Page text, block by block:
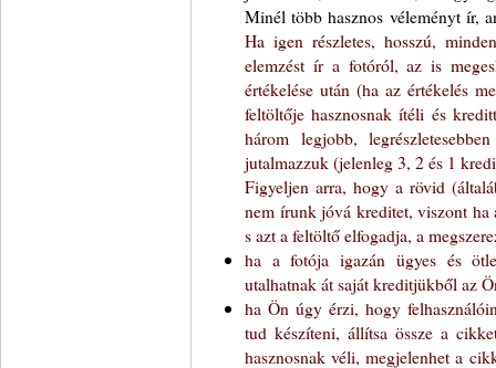
Minél több hasznos véleményt ír,
Ha igen részletes, hosszú,
elemzést ír a fotóról, az is
értékelése után (ha az értékelés
feltöltője hasznosnak ítéli és
három legjobb,
jutalmazzuk (jelenleg 3, 2 és 1
Figyeljen arra, hogy a rövid
nem írunk jóvá kreditet, viszont ha
s azt a feltöltő elfogadja, a
ha a fotója igazán ügyes és
utalhatnak át saját kreditjükből az
ha Ön úgy érzi, hogy
tud készíteni, állítsa össze a
hasznosnak véli, megjelenhet a